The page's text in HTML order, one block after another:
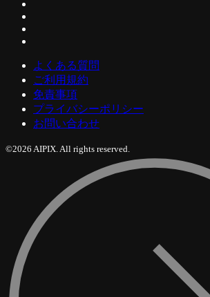
よくある質問
ご利用規約
免責事項
プライバシーポリシー
お問い合わせ
©2026 AIPIX. All rights reserved.